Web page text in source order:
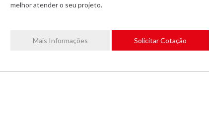
melhor atender o seu projeto.
Mais Informações Solicitar Cotação